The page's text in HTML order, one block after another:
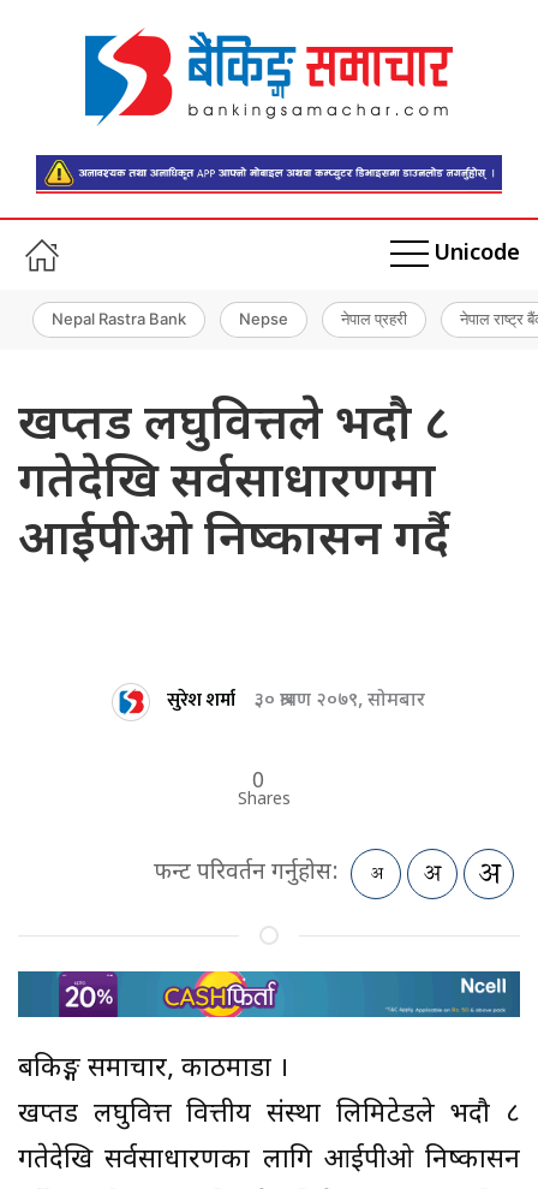
Unicode
Nepal Rastra Bank Nepse नेपाल प्रहरी नेपाल राष्ट्र
खप्तड लघुवित्तले भदौ ८
गतेदेखि सर्वसाधारणमा
आईपीओ निष्कासन गर्दै
सुरेश शर्मा ३० श्रावण २०७९, सोमबार
0
Shares
फन्ट परिवर्तन गर्नुहोस:
बैंकिङ्ग समाचार, काठमाडौं ।
खप्तड लघुवित्त वित्तीय संस्था लिमिटेडले भदौ ८
गतेदेखि सर्वसाधारणका लागि आईपीओ निष्कासन